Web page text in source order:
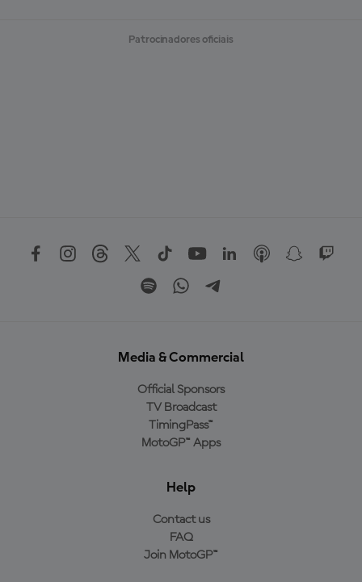
Patrocinadores oficiais
Media & Commercial
Official Sponsors
TV Broadcast
TimingPass™
MotoGP™ Apps
Help
Contact us
FAQ
Join MotoGP™